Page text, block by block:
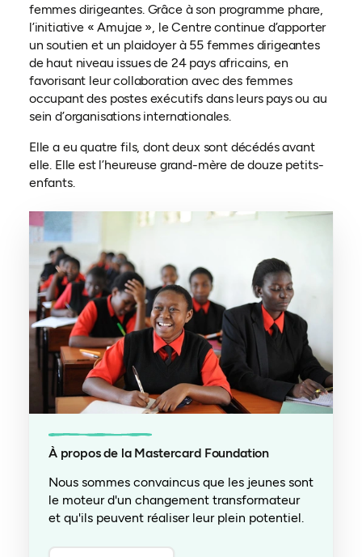
femmes dirigeantes. Grâce à son programme phare,
l’initiative « Amujae », le Centre continue d’apporter
un soutien et un plaidoyer à 55 femmes dirigeantes
de haut niveau issues de 24 pays africains, en
favorisant leur collaboration avec des femmes
occupant des postes exécutifs dans leurs pays ou au
sein d’organisations internationales.
Elle a eu quatre fils, dont deux sont décédés avant
elle. Elle est l’heureuse grand-mère de douze petits-
enfants.
À propos de la Mastercard Foundation
Nous sommes convaincus que les jeunes sont
le moteur d'un changement transformateur
et qu'ils peuvent réaliser leur plein potentiel.